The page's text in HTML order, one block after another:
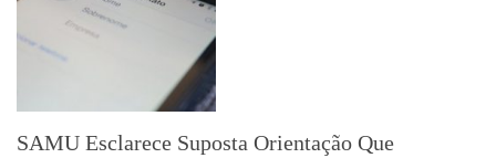
SAMU Esclarece Suposta Orientação Que